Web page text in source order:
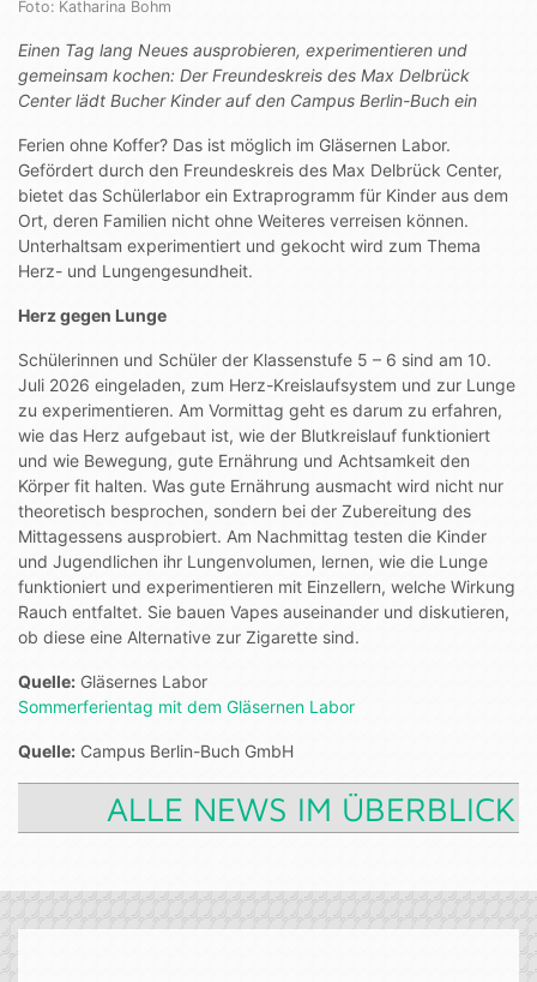
Foto: Katharina Bohm
Einen Tag lang Neues ausprobieren, experimentieren und
gemeinsam kochen: Der Freundeskreis des Max Delbrück
Center lädt Bucher Kinder auf den Campus Berlin-Buch ein
Ferien ohne Koffer? Das ist möglich im Gläsernen Labor.
Gefördert durch den Freundeskreis des Max Delbrück Center,
bietet das Schülerlabor ein Extraprogramm für Kinder aus dem
Ort, deren Familien nicht ohne Weiteres verreisen können.
Unterhaltsam experimentiert und gekocht wird zum Thema
Herz- und Lungengesundheit.
Herz gegen Lunge
Schülerinnen und Schüler der Klassenstufe 5 – 6 sind am 10.
Juli 2026 eingeladen, zum Herz-Kreislaufsystem und zur Lunge
zu experimentieren. Am Vormittag geht es darum zu erfahren,
wie das Herz aufgebaut ist, wie der Blutkreislauf funktioniert
und wie Bewegung, gute Ernährung und Achtsamkeit den
Körper fit halten. Was gute Ernährung ausmacht wird nicht nur
theoretisch besprochen, sondern bei der Zubereitung des
Mittagessens ausprobiert. Am Nachmittag testen die Kinder
und Jugendlichen ihr Lungenvolumen, lernen, wie die Lunge
funktioniert und experimentieren mit Einzellern, welche Wirkung
Rauch entfaltet. Sie bauen Vapes auseinander und diskutieren,
ob diese eine Alternative zur Zigarette sind.
Quelle: Gläsernes Labor
Sommerferientag mit dem Gläsernen Labor
Quelle: Campus Berlin-Buch GmbH
ALLE NEWS IM ÜBERBLICK